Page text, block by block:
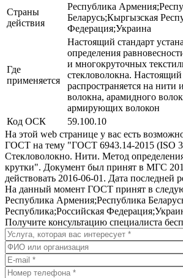
Страны
действия
Республика
Беларусь;Кыргызская
Федерация;Украина
Где
применяется
Настоящий стандарт
определения
и многокруточных
стекловолокна. Настоящий
распространяется на нити
волокна, арамидного
армирующих волокон
Код ОСК
59.100.10
На этой web странице у вас есть
ГОСТ на тему "ГОСТ 6943.14-2015 (ISO
Стекловолокно. Нити. Метод
крутки". Документ был принят в МГС
действовать 2016-06-01. Дата последней
На данный момент ГОСТ принят в
Республика Армения;Республика
Республика;Российская
Получите консультацию специалиста